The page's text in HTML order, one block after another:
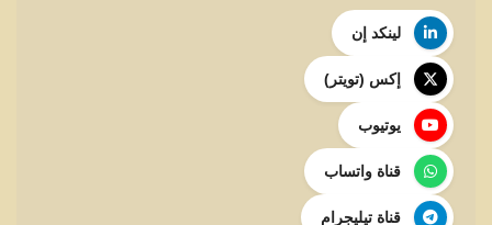
لينكد إن
إكس (تويتر)
يوتيوب
قناة واتساب
قناة تيليجرام